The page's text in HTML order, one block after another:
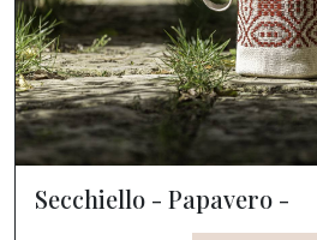
Secchiello - Papavero -